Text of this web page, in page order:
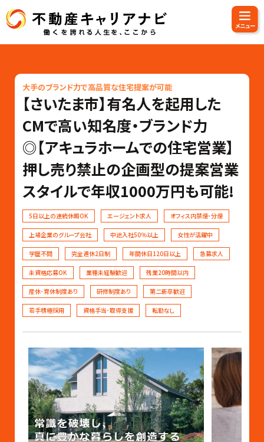
大手のブランド力で高品質な住宅提案が可能
【さいたま市】有名人を起用した
CMで高い知名度・ブランド力
◎【アキュラホームでの住宅営業】
押し売り禁止の企画型の提案営業
スタイルで年収1000万円も可能!
5日以上の連続休暇OK エージェント求人 オフィス内禁煙･分煙
上場企業のグループ会社 中途入社50％以上 女性が活躍中
学歴不問 完全週休2日制 年間休日120日以上 急募求人
未資格応募OK 業種未経験歓迎 残業20時間以内
産休･育休制度あり 研修制度あり 第二新卒歓迎
若手積極採用 資格手当･取得支援 転勤なし